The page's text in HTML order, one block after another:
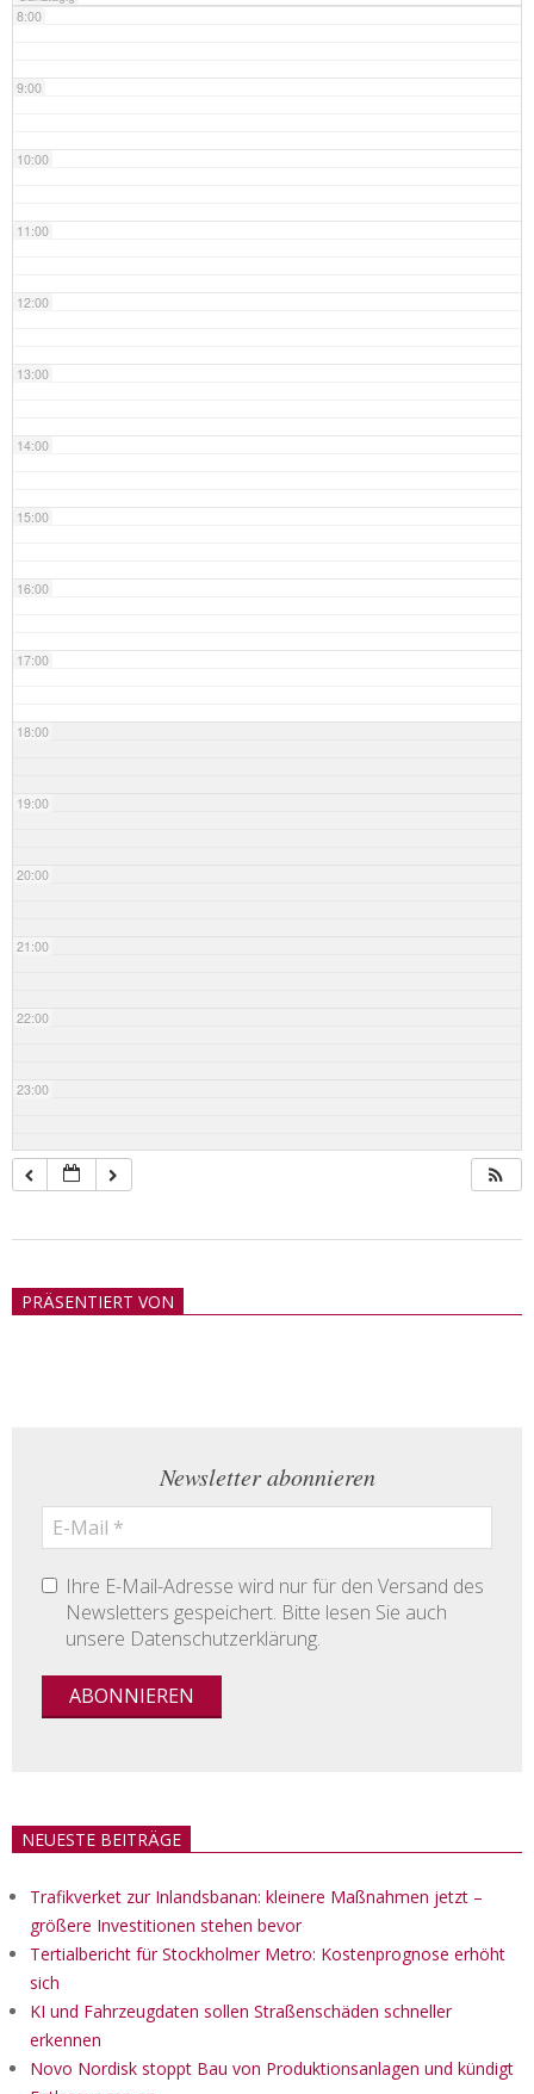
8:00
9:00
10:00
11:00
12:00
13:00
14:00
15:00
16:00
17:00
18:00
19:00
20:00
21:00
22:00
23:00
21PRÄSENTIERT VON
Newsletter abonnieren
Ihre E-Mail-Adresse wird nur für den Versand des
Newsletters gespeichert. Bitte lesen Sie auch
unsere Datenschutzerklärung.
NEUESTE BEITRÄGE
Trafikverket zur Inlandsbanan: kleinere Maßnahmen jetzt –
größere Investitionen stehen bevor
Tertialbericht für Stockholmer Metro: Kostenprognose erhöht
sich
KI und Fahrzeugdaten sollen Straßenschäden schneller
erkennen
Novo Nordisk stoppt Bau von Produktionsanlagen und kündigt